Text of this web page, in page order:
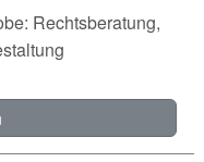
Rechtsberatung,